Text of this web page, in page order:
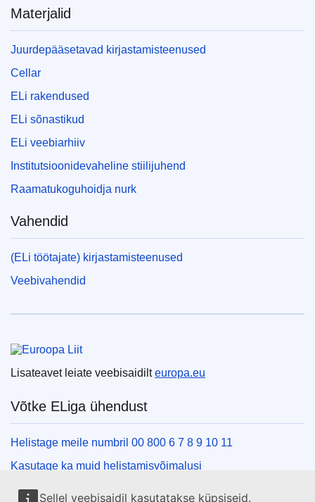
Sellel veebisaidil kasutatakse küpsiseid.
Materjalid
Juurdepääsetavad kirjastamisteenused
Cellar
ELi rakendused
ELi sõnastikud
ELi veebiarhiiv
Institutsioonidevaheline stiilijuhend
Raamatukoguhoidja nurk
Vahendid
(ELi töötajate) kirjastamisteenused
Veebivahendid
Euroopa Liit
Lisateavet leiate veebisaidilteuropa.eu
Võtke ELiga ühendust
Helistage meile numbril 00 800 6 7 8 9 10 11
Kasutage ka muid helistamisvõimalusi
Kirjutage meile kontaktvormi vahendusel